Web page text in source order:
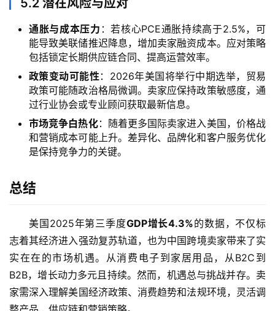
5.2 潜在风险与应对
通胀与成本压力 ：若核心PCE通胀持续高于2.5%，可
能导致美联储推迟降息，增加卖家融资成本。应对策略
包括锁定长期供应链合同、提高运营效率。
政策变动可能性：2026年美国将举行中期选举，贸易
政策可能随政治格局微调。卖家应保持政策敏感度，通
过行业协会或专业顾问获取最新信息。
市场竞争白热化：随着更多国际卖家进入美国，价格战
和营销成本可能上升。差异化、品牌化和客户服务优化
是保持竞争力的关键。
总结
美国2025年第三季度GDP增长4.3%的数据，不仅标
志着其经济进入强劲复苏轨道，也为中国跨境卖家带来了实
实在在的市场机遇。从消费电子到家居用品，从B2C到
B2B，增长动力多元且持续。然而，机遇总与挑战并存。卖
家需深入理解美国经济政策、消费趋势和法规环境，灵活调